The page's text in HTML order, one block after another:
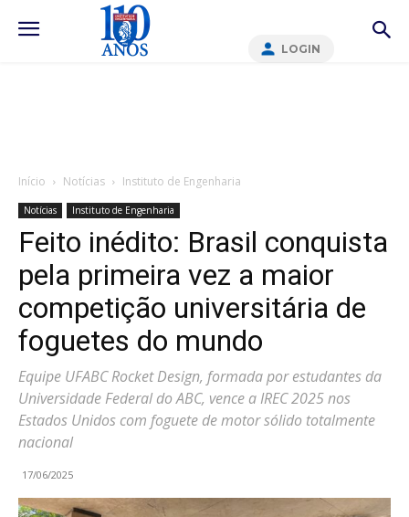
LOGIN
Início Notícias Instituto de Engenharia
Notícias Instituto de Engenharia
Feito inédito: Brasil conquista
pela primeira vez a maior
competição universitária de
foguetes do mundo
Equipe UFABC Rocket Design, formada por estudantes da
Universidade Federal do ABC, vence a IREC 2025 nos
Estados Unidos com foguete de motor sólido totalmente
nacional
17/06/2025